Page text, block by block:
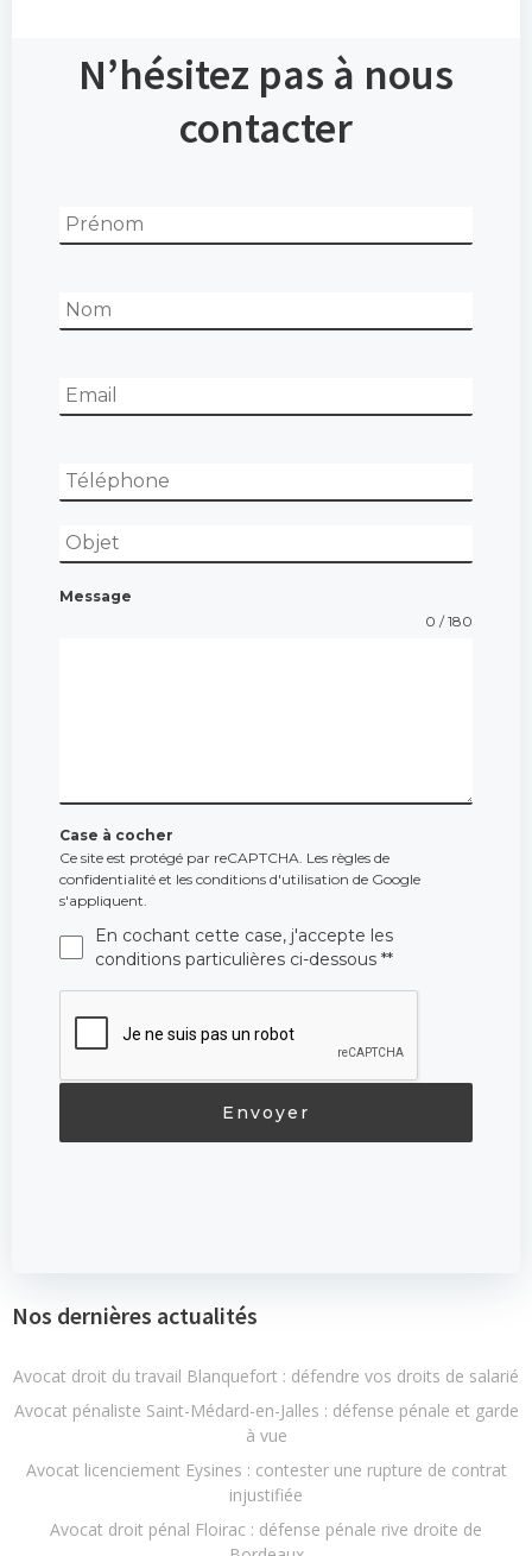
N’hésitez pas à nous
contacter
Message
0 / 180
Case à cocher
Ce site est protégé par reCAPTCHA. Les règles de
confidentialité et les conditions d'utilisation de Google
s'appliquent.
En cochant cette case, j'accepte les
conditions particulières ci-dessous **
Envoyer
Nos dernières actualités
Avocat droit du travail Blanquefort : défendre vos droits de salarié
Avocat pénaliste Saint-Médard-en-Jalles : défense pénale et garde
à vue
Avocat licenciement Eysines : contester une rupture de contrat
injustifiée
Avocat droit pénal Floirac : défense pénale rive droite de